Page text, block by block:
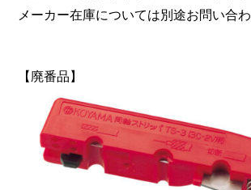
メーカー在庫については別途お問い合わ
【廃番品】